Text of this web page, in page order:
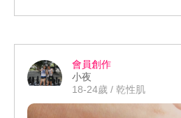
常的薄透服貼， 但就算他面膜
的保水度， 我是敷完後上妝的
完後上妝， 妝感變得比較服貼
會員創作
小夜
18-24歲 / 乾性肌